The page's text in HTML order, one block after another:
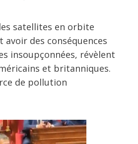
satellites en orbite
des conséquences
insoupçonnées, révèlent
et britanniques.
de pollution